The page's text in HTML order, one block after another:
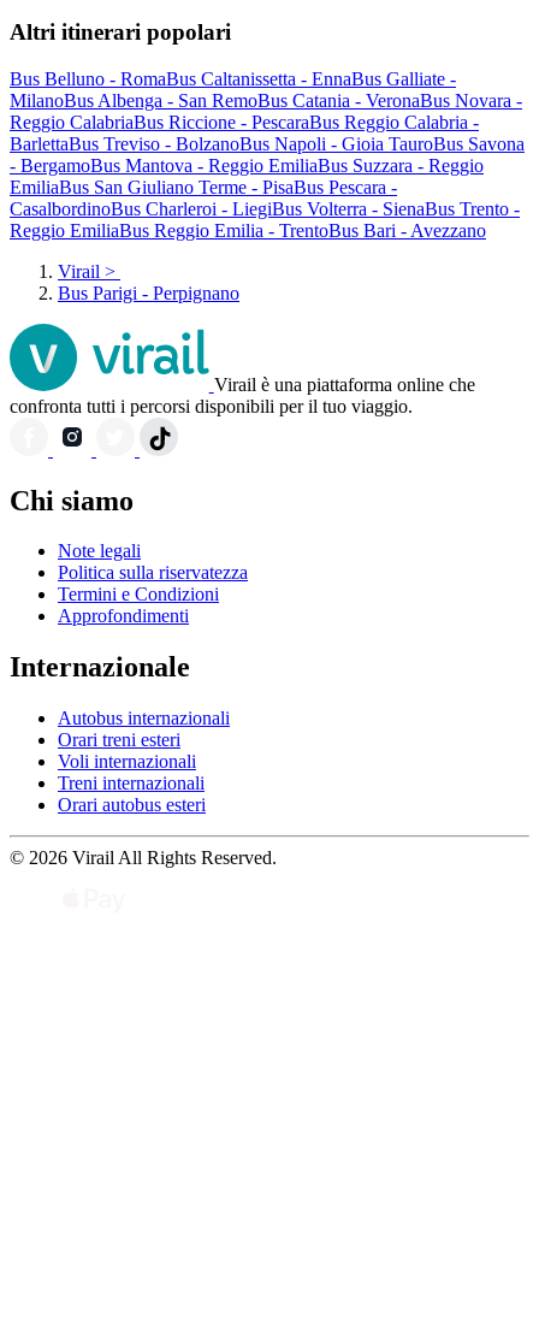
Altri itinerari popolari
Bus Belluno - RomaBus Caltanissetta - EnnaBus Galliate -
MilanoBus Albenga - San RemoBus Catania - VeronaBus Novara -
Reggio CalabriaBus Riccione - PescaraBus Reggio Calabria -
BarlettaBus Treviso - BolzanoBus Napoli - Gioia TauroBus Savona
- BergamoBus Mantova - Reggio EmiliaBus Suzzara - Reggio
EmiliaBus San Giuliano Terme - PisaBus Pescara -
CasalbordinoBus Charleroi - LiegiBus Volterra - SienaBus Trento -
Reggio EmiliaBus Reggio Emilia - TrentoBus Bari - Avezzano
Virail >
Bus Parigi - Perpignano
Virail è una piattaforma online che
confronta tutti i percorsi disponibili per il tuo viaggio.
Chi siamo
Note legali
Politica sulla riservatezza
Termini e Condizioni
Approfondimenti
Internazionale
Autobus internazionali
Orari treni esteri
Voli internazionali
Treni internazionali
Orari autobus esteri
© 2026 Virail All Rights Reserved.